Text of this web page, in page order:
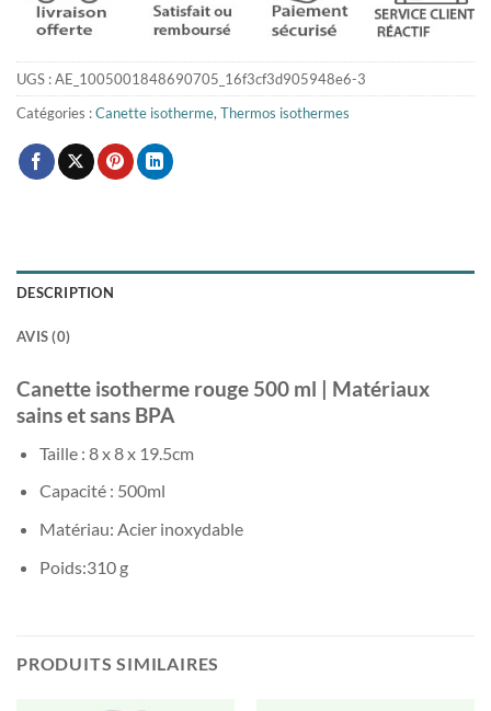
UGS :AE_1005001848690705_16f3cf3d905948e6-3
Catégories :Canette isotherme, Thermos isothermes
DESCRIPTION
AVIS (0)
Canette isotherme rouge 500 ml | Matériaux
sains et sans BPA
Taille : 8 x 8 x 19.5cm
Capacité : 500ml
Matériau: Acier inoxydable
Poids:‎310 g
PRODUITS SIMILAIRES